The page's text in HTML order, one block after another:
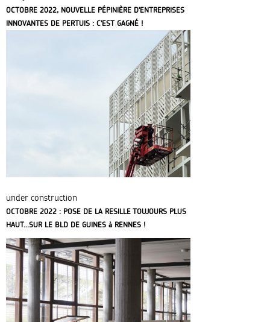
OCTOBRE 2022, NOUVELLE PÉPINIÈRE D'ENTREPRISES
INNOVANTES DE PERTUIS : C'EST GAGNÉ !
under construction
OCTOBRE 2022 : POSE DE LA RESILLE TOUJOURS PLUS
HAUT...SUR LE BLD DE GUINES à RENNES !